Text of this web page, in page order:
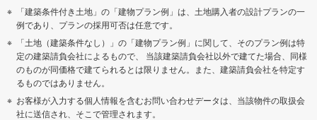
「建築条件付き土地」の「建物プラン例」は、土地購入者の設計プランの一
例であり、プランの採用可否は任意です。
「土地（建築条件なし）」の「建物プラン例」に関して、そのプラン例は特
定の建築請負会社によるもので、 当該建築請負会社以外で建てた場合、同様
のものが同価格で建てられるとは限りません。また、建築請負会社を特定す
るものではありません。
お客様が入力する個人情報を含むお問い合わせデータは、当該物件の取扱会
社に送信され、そこで管理されます。